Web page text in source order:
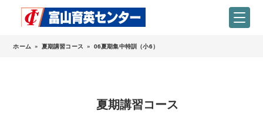
ホーム » 夏期講習コース » 06夏期集中特訓（小6）
夏期講習コース